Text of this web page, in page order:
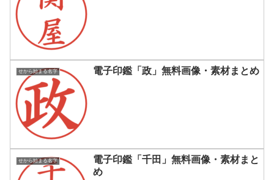
せから始まる名字 電子印鑑「政」無料画像・素材まとめ
せから始まる名字
電子印鑑「千田」無料画像・素材まと
め